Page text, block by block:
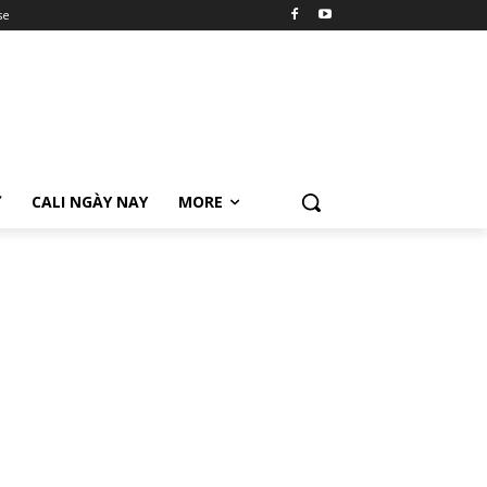
CALI NGÀY NAY MORE